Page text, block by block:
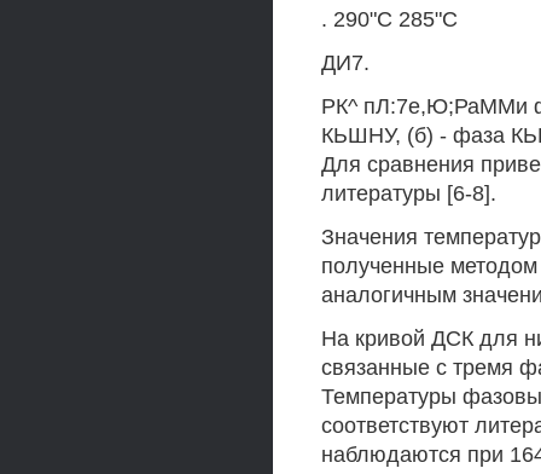
. 290"С 285"С
ДИ7.
РК^ пЛ:7е,Ю;РаММи
КЬШНУ, (б) - фаза
Для сравнения
литературы [6-8].
Значения
полученные методом
аналогичным
На кривой ДСК для
связанные с тремя
Температуры
соответствуют
наблюдаются при